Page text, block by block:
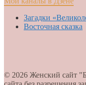
Загадки
Восточная сказка
© 2026 Женский сайт